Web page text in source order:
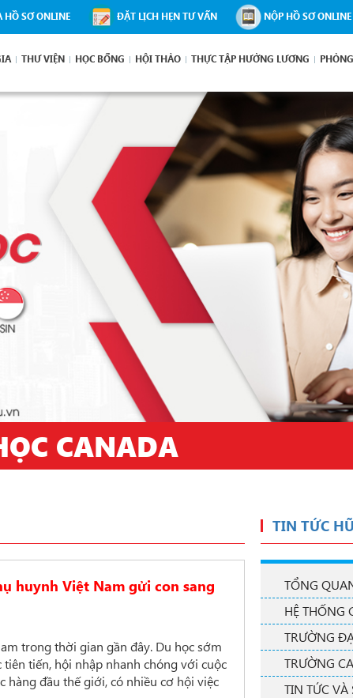
HỒ SƠ ONLINE ĐẶT LỊCH HẸN TƯ VẤN NỘP HỒ SƠ ONLINE
THƯ VIỆN HỌC BỔNG HỘI THẢO THỰC TẬP HƯỞNG LƯƠNG
CANADA
huynh Việt Nam gửi con sang
trong thời gian gần đây. Du học sớm
tiến, hội nhập nhanh chóng với cuộc
hàng đầu thế giới, có nhiều cơ hội việc
TIN TỨC
TỔNG
HỆ THỐNG
TRƯỜNG
TRƯỜNG
TIN TỨC VÀ